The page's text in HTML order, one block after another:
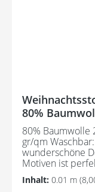
80%
80% Baumwolle
gr/qm Waschbar: Schonwäsche bei 30°C Dieser
wunderschöne
Motiven ist
Vorhänge,
Aufgrund der
Inhalt: 0.01 m